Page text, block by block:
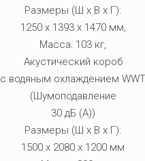
Размеры (Ш х В х Г):
1250 x 1393 x 1470 мм,
Масса: 103 кг,
Акустический короб
с водяным охлаждением WWT
(Шумоподавление
30 дБ (А))
Размеры (Ш х В х Г):
1500 х 2080 х 1200 мм